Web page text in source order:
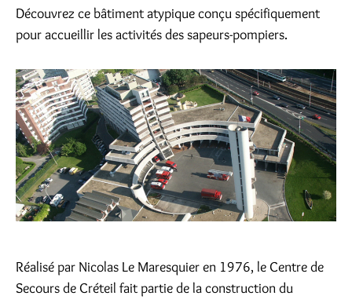
Découvrez ce bâtiment atypique conçu spécifiquement
pour accueillir les activités des sapeurs-pompiers.
Réalisé par Nicolas Le Maresquier en 1976, le Centre de
Secours de Créteil fait partie de la construction du